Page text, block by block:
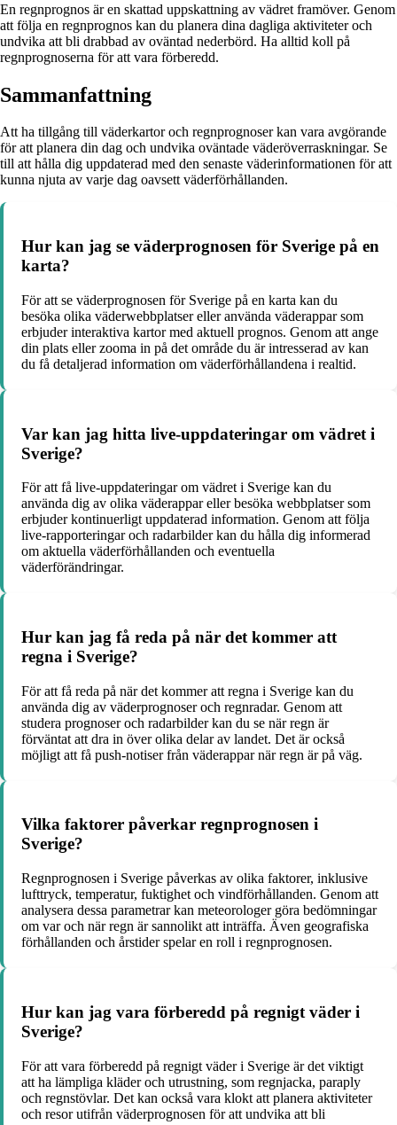
En regnprognos är en skattad uppskattning av vädret framöver. Genom
att följa en regnprognos kan du planera dina dagliga aktiviteter och
undvika att bli drabbad av oväntad nederbörd. Ha alltid koll på
regnprognoserna för att vara förberedd.
Sammanfattning
Att ha tillgång till väderkartor och regnprognoser kan vara avgörande
för att planera din dag och undvika oväntade väderöverraskningar. Se
till att hålla dig uppdaterad med den senaste väderinformationen för att
kunna njuta av varje dag oavsett väderförhållanden.
Hur kan jag se väderprognosen för Sverige på en
karta?
För att se väderprognosen för Sverige på en karta kan du
besöka olika väderwebbplatser eller använda väderappar som
erbjuder interaktiva kartor med aktuell prognos. Genom att ange
din plats eller zooma in på det område du är intresserad av kan
du få detaljerad information om väderförhållandena i realtid.
Var kan jag hitta live-uppdateringar om vädret i
Sverige?
För att få live-uppdateringar om vädret i Sverige kan du
använda dig av olika väderappar eller besöka webbplatser som
erbjuder kontinuerligt uppdaterad information. Genom att följa
live-rapporteringar och radarbilder kan du hålla dig informerad
om aktuella väderförhållanden och eventuella
väderförändringar.
Hur kan jag få reda på när det kommer att
regna i Sverige?
För att få reda på när det kommer att regna i Sverige kan du
använda dig av väderprognoser och regnradar. Genom att
studera prognoser och radarbilder kan du se när regn är
förväntat att dra in över olika delar av landet. Det är också
möjligt att få push-notiser från väderappar när regn är på väg.
Vilka faktorer påverkar regnprognosen i
Sverige?
Regnprognosen i Sverige påverkas av olika faktorer, inklusive
lufttryck, temperatur, fuktighet och vindförhållanden. Genom att
analysera dessa parametrar kan meteorologer göra bedömningar
om var och när regn är sannolikt att inträffa. Även geografiska
förhållanden och årstider spelar en roll i regnprognosen.
Hur kan jag vara förberedd på regnigt väder i
Sverige?
För att vara förberedd på regnigt väder i Sverige är det viktigt
att ha lämpliga kläder och utrustning, som regnjacka, paraply
och regnstövlar. Det kan också vara klokt att planera aktiviteter
och resor utifrån väderprognosen för att undvika att bli